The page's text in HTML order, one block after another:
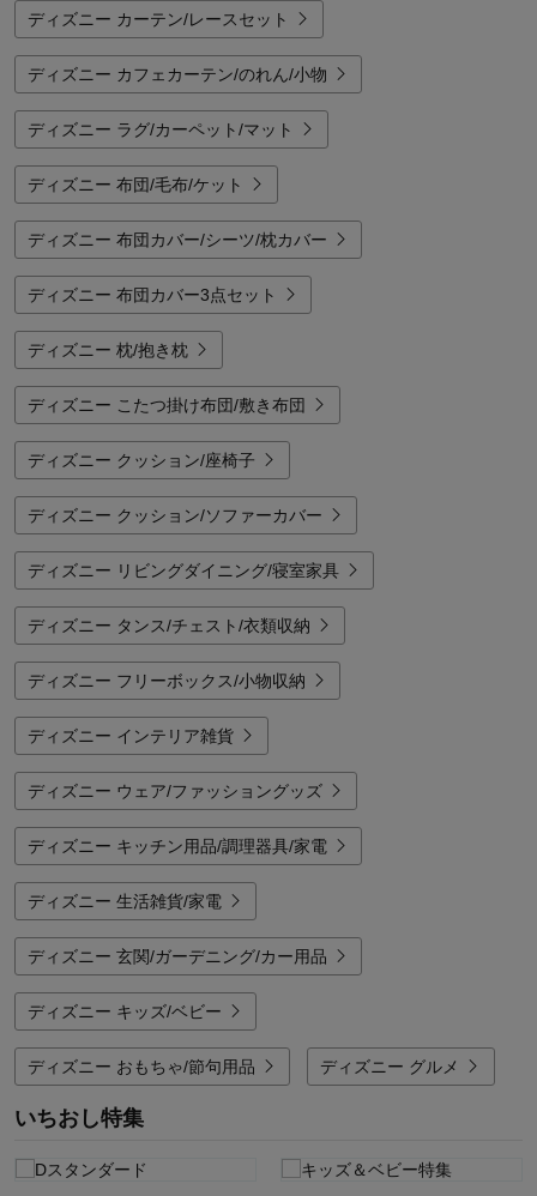
ディズニー カーテン/レースセット
ディズニー カフェカーテン/のれん/小物
ディズニー ラグ/カーペット/マット
ディズニー 布団/毛布/ケット
ディズニー 布団カバー/シーツ/枕カバー
ディズニー 布団カバー3点セット
ディズニー 枕/抱き枕
ディズニー こたつ掛け布団/敷き布団
ディズニー クッション/座椅子
ディズニー クッション/ソファーカバー
ディズニー リビングダイニング/寝室家具
ディズニー タンス/チェスト/衣類収納
ディズニー フリーボックス/小物収納
ディズニー インテリア雑貨
ディズニー ウェア/ファッショングッズ
ディズニー キッチン用品/調理器具/家電
ディズニー 生活雑貨/家電
ディズニー 玄関/ガーデニング/カー用品
ディズニー キッズ/ベビー
ディズニー おもちゃ/節句用品 ディズニー グルメ
いちおし特集